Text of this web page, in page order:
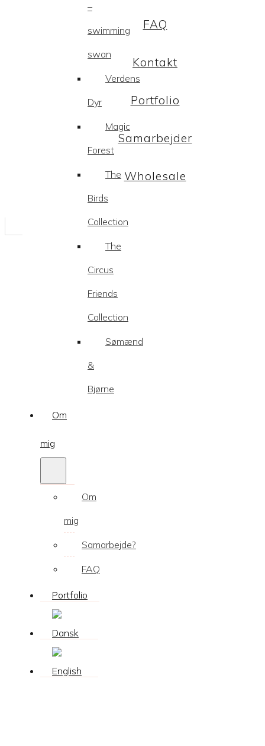
–
swimming
swan
Verdens
Dyr
Magic
Forest
The
Birds
Collection
The
Circus
Friends
Collection
Sømænd
&
Bjørne
Om
mig
Om
mig
Samarbejde?
FAQ
Portfolio
FAQ
Kontakt
Portfolio
Samarbejder
Wholesale